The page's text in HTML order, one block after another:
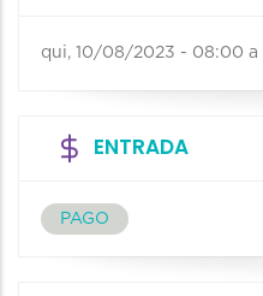
qui, 10/08/2023 - 08:00 a
ENTRADA
PAGO